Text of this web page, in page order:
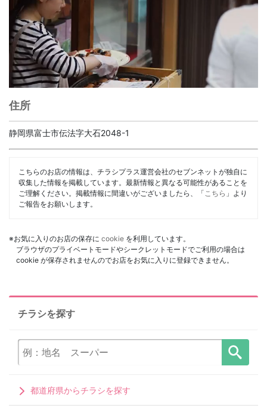
住所
静岡県富士市伝法字大石2048-1
こちらのお店の情報は、チラシプラス運営会社のセブンネットが独自に
収集した情報を掲載しています。最新情報と異なる可能性があることを
ご理解ください。掲載情報に間違いがございましたら、「 こちら 」より
ご報告をお願いします。
※お気に入りのお店の保存に cookie を利用しています。
ブラウザのプライベートモードやシークレットモードでご利用の場合は
cookie が保存されませんのでお店をお気に入りに登録できません。
チラシを探す
都道府県からチラシを探す